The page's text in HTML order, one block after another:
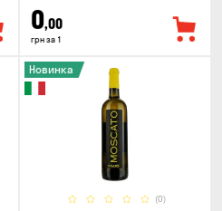
0,00
грн за 1
(0)
Новинка